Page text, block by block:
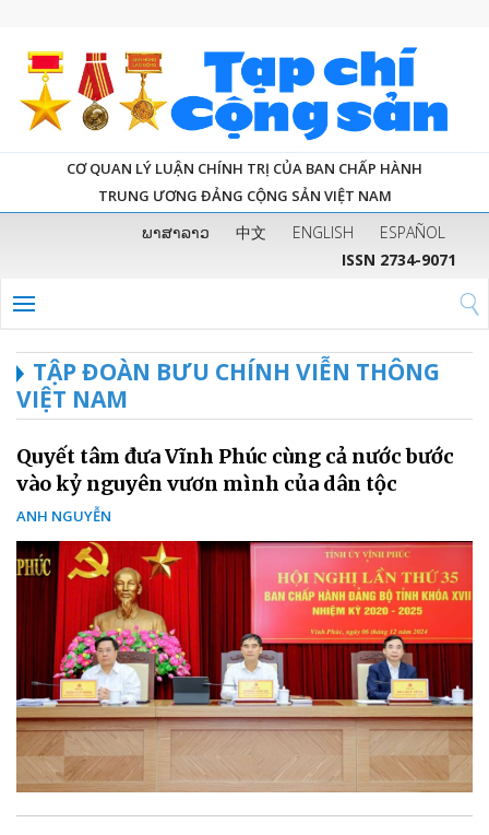
CƠ QUAN LÝ LUẬN CHÍNH TRỊ CỦA BAN CHẤP HÀNH
TRUNG ƯƠNG ĐẢNG CỘNG SẢN VIỆT NAM
ພາສາລາວ 中文 ENGLISH
ESPAÑOL
ISSN 2734-9071
TẬP ĐOÀN BƯU CHÍNH VIỄN THÔNG
VIỆT NAM
Quyết tâm đưa Vĩnh Phúc cùng cả nước bước
vào kỷ nguyên vươn mình của dân tộc
ANH NGUYỄN